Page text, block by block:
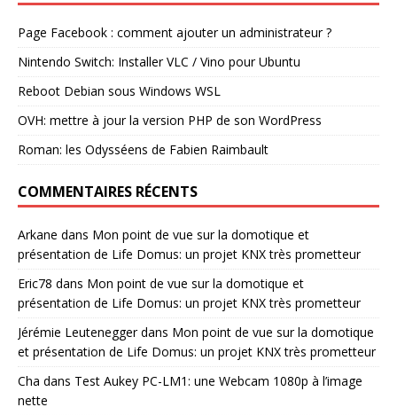
Page Facebook : comment ajouter un administrateur ?
Nintendo Switch: Installer VLC / Vino pour Ubuntu
Reboot Debian sous Windows WSL
OVH: mettre à jour la version PHP de son WordPress
Roman: les Odysséens de Fabien Raimbault
COMMENTAIRES RÉCENTS
Arkane dans Mon point de vue sur la domotique et
présentation de Life Domus: un projet KNX très prometteur
Eric78 dans Mon point de vue sur la domotique et
présentation de Life Domus: un projet KNX très prometteur
Jérémie Leuteneggerdans Mon point de vue sur la domotique
et présentation de Life Domus: un projet KNX très prometteur
Cha dans Test Aukey PC-LM1: une Webcam 1080p à l’image
nette